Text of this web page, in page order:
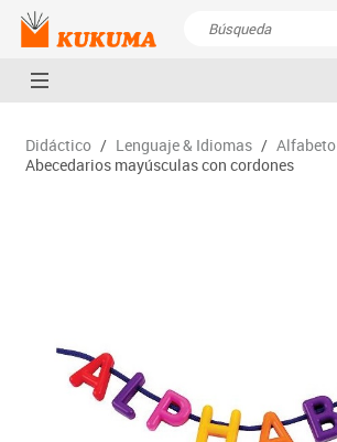
Didáctico / Lenguaje & Idiomas / Alfabeto
Abecedarios mayúsculas con cordones